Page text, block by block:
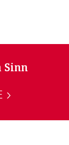
Sinn